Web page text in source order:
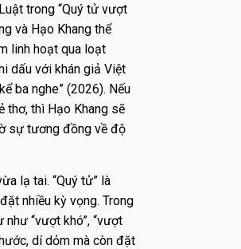
trong “Quý tử vượt
và Hạo Khang thể
linh hoạt qua loạt
dấu với khán giả Việt
ba nghe” (2026). Nếu
thơ, thì Hạo Khang sẽ
sự tương đồng về độ
lạ tai. “Quý tử” là
nhiều kỳ vọng. Trong
“vượt khó”, “vượt
dí dỏm mà còn đặt